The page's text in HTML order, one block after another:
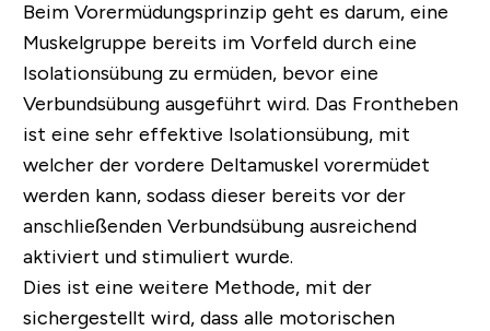
Beim Vorermüdungsprinzip geht es darum, eine
Muskelgruppe bereits im Vorfeld durch eine
Isolationsübung zu ermüden, bevor eine
Verbundsübung ausgeführt wird. Das Frontheben
ist eine sehr effektive Isolationsübung, mit
welcher der vordere Deltamuskel vorermüdet
werden kann, sodass dieser bereits vor der
anschließenden Verbundsübung ausreichend
aktiviert und stimuliert wurde.
Dies ist eine weitere Methode, mit der
sichergestellt wird, dass alle motorischen